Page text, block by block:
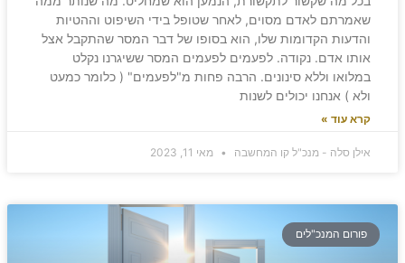
שאמרתם לאדם מסוים, לאחר שטופל בידי השיפוט וההטיות
והדעות הקדומות שלו, הוא בסופו של דבר המסר שהתקבל אצל
אותו אדם. נקודה. לפעמים לפעמים המסר ששיגרנו נקלט
במלואו וללא סינונים. הרבה פחות מ"לפעמים" ( כלומר כמעט
ולא ) אנחנו יכולים לשנות
קרא עוד »
אילן סלה - מנכ"ל קו המחשבה מאי 11, 2023
פורום המנכ"לים